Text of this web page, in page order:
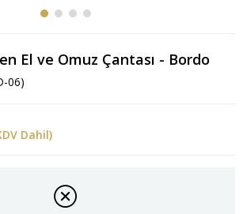
El ve Omuz Çantası - Bordo
06)
Dahil)